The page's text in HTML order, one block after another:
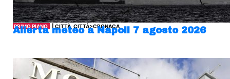
PRIMO PIANO | CITTÀ, CITTÀ>CRONACA
Allerta meteo a Napoli 7 agosto 2026